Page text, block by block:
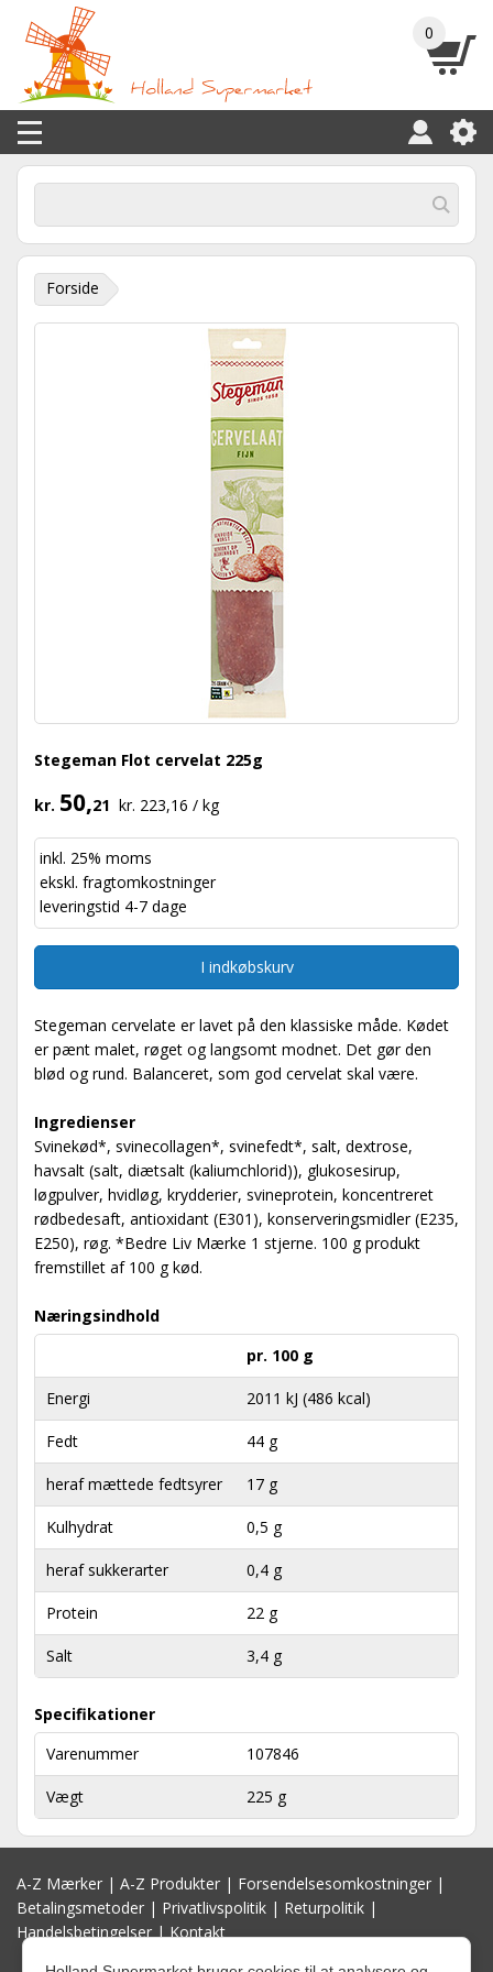
0
Forside
Stegeman Flot cervelat 225g
kr. 50,21 kr. 223,16 / kg
inkl. 25% moms
ekskl. fragtomkostninger
leveringstid 4-7 dage
I indkøbskurv
Stegeman cervelate er lavet på den klassiske måde. Kødet
er pænt malet, røget og langsomt modnet. Det gør den
blød og rund. Balanceret, som god cervelat skal være.
Ingredienser
Svinekød*, svinecollagen*, svinefedt*, salt, dextrose,
havsalt (salt, diætsalt (kaliumchlorid)), glukosesirup,
løgpulver, hvidløg, krydderier, svineprotein, koncentreret
rødbedesaft, antioxidant (E301), konserveringsmidler (E235,
E250), røg. *Bedre Liv Mærke 1 stjerne. 100 g produkt
fremstillet af 100 g kød.
Næringsindhold
pr. 100 g
Energi 2011 kJ (486 kcal)
Fedt 44 g
heraf mættede fedtsyrer 17 g
Kulhydrat 0,5 g
heraf sukkerarter 0,4 g
Protein 22 g
Salt 3,4 g
Specifikationer
Varenummer
107846
Vægt 225 g
A-Z Mærker | A-Z Produkter | Forsendelsesomkostninger |
Betalingsmetoder | Privatlivspolitik | Returpolitik |
Handelsbetingelser|Kontakt